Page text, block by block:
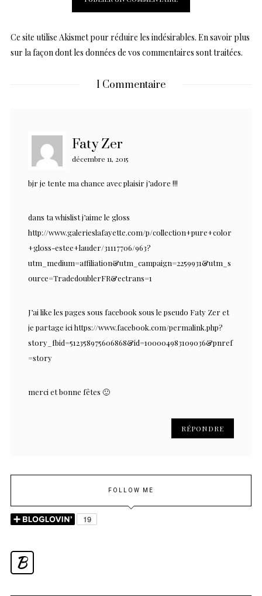
Ce site utilise Akismet pour réduire les indésirables. En savoir plus
sur la façon dont les données de vos commentaires sont traitées.
1 Commentaire
Faty Zer
décembre 11, 2015
bjr je tente ma chance avec plaisir j’adore !!!
dans ta whislist j’aime le gloss
http://www.galerieslafayette.com/p/collection+pure+color
+gloss-estee+lauder/31117706/963?
utm_medium=affiliation&utm_campaign=2259931&utm_s
ource=TradedoublerFR&ectrans=1
J’ai like les pages sous facebook sous le pseudo Faty Zer et
je partage ici https://www.facebook.com/permalink.php?
story_fbid=512358975606868&id=100004983109036&pnref
=story
merci et bonne fêtes 🙂
RÉPONDRE
FOLLOW ME
B